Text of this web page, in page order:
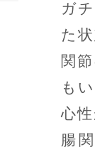
ガ
た
関
も
心
腸